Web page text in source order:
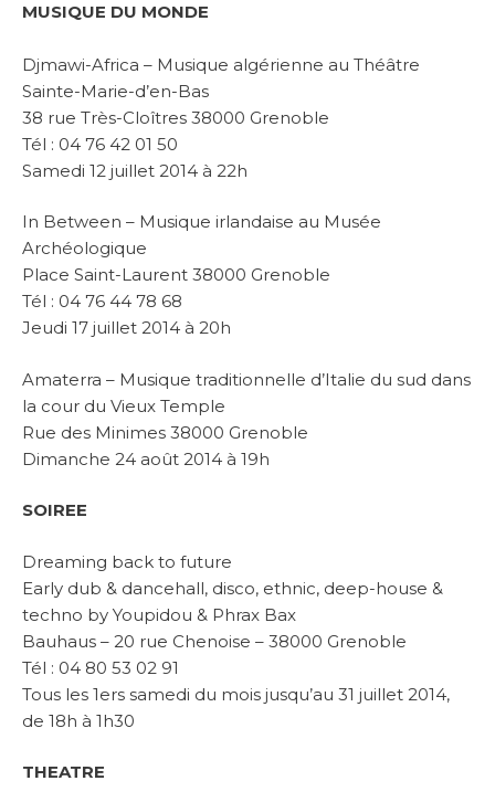
MUSIQUE DU MONDE
Djmawi-Africa – Musique algérienne au Théâtre
Sainte-Marie-d’en-Bas
38 rue Très-Cloîtres 38000 Grenoble
Tél : 04 76 42 01 50
Samedi 12 juillet 2014 à 22h
In Between – Musique irlandaise au Musée
Archéologique
Place Saint-Laurent 38000 Grenoble
Tél : 04 76 44 78 68
Jeudi 17 juillet 2014 à 20h
Amaterra – Musique traditionnelle d’Italie du sud dans
la cour du Vieux Temple
Rue des Minimes 38000 Grenoble
Dimanche 24 août 2014 à 19h
SOIREE
Dreaming back to future
Early dub & dancehall, disco, ethnic, deep-house &
techno by Youpidou & Phrax Bax
Bauhaus – 20 rue Chenoise – 38000 Grenoble
Tél : 04 80 53 02 91
Tous les 1ers samedi du mois jusqu’au 31 juillet 2014,
de 18h à 1h30
THEATRE